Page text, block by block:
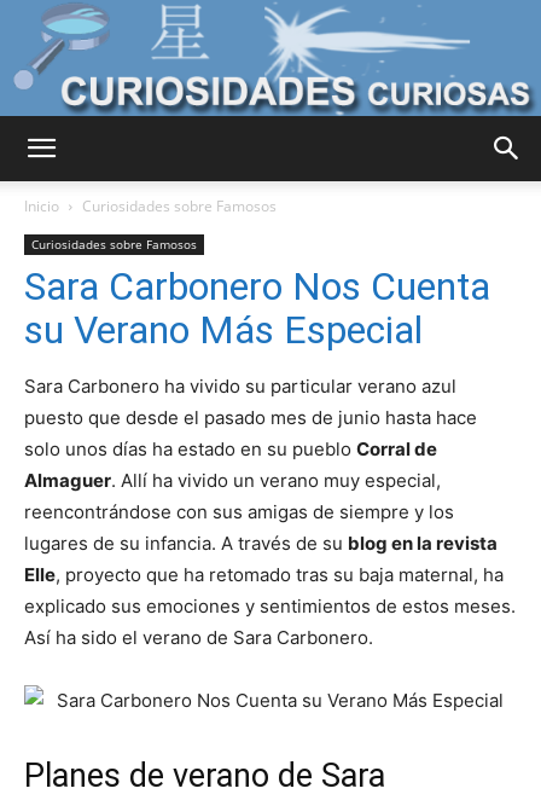
Curiosas
del
Mundo
Inicio Curiosidades sobre Famosos
Curiosidades sobre Famosos
Sara Carbonero Nos Cuenta
su Verano Más Especial
Sara Carbonero ha vivido su particular verano azul
puesto que desde el pasado mes de junio hasta hace
solo unos días ha estado en su pueblo Corral de
Almaguer. Allí ha vivido un verano muy especial,
reencontrándose con sus amigas de siempre y los
lugares de su infancia. A través de su blog en la revista
Elle, proyecto que ha retomado tras su baja maternal, ha
explicado sus emociones y sentimientos de estos meses.
Así ha sido el verano de Sara Carbonero.
Planes de verano de Sara